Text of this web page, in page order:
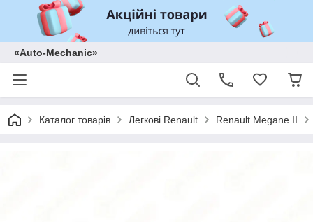
«Auto-Mechanic»
Каталог товарів Легкові Renault Renault Megane II